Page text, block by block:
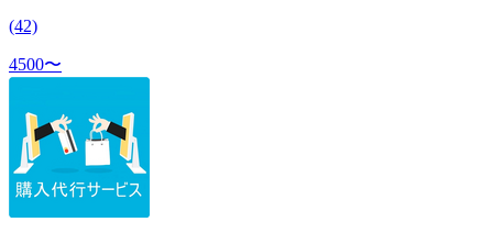
(42)
4500〜